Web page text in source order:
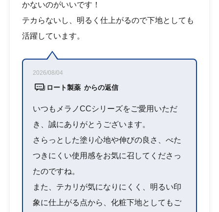
かないのがいいです！
テカらないし、明るく仕上がるので下地としても
活躍しています。
ロート製薬 からの返信
2026/08/04
いつもメラノCCシリーズをご愛用いただ
き、誠にありがとうございます。
さらっとした塗り心地や伸びの良さ、べた
つきにくい使用感をお気に召してくださっ
たのですね。
また、テカリが気になりにくく、明るい印
象に仕上がる点から、化粧下地としてもご